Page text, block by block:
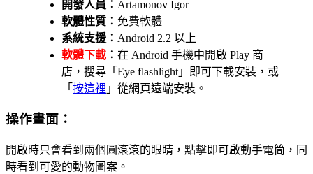
開發人員： Artamonov Igor
軟體性質： 免費軟體
系統支援： Android 2.2 以上
軟體下載 ： 在 Android 手機中開啟 Play 商
店，搜尋「Eye flashlight」即可下載安裝，或
「 按這裡 」從網頁遠端安裝。
操作畫面：
開啟時只會看到兩個圓滾滾的眼睛，點擊即可啟動手電筒，同
時看到可愛的動物圖案。